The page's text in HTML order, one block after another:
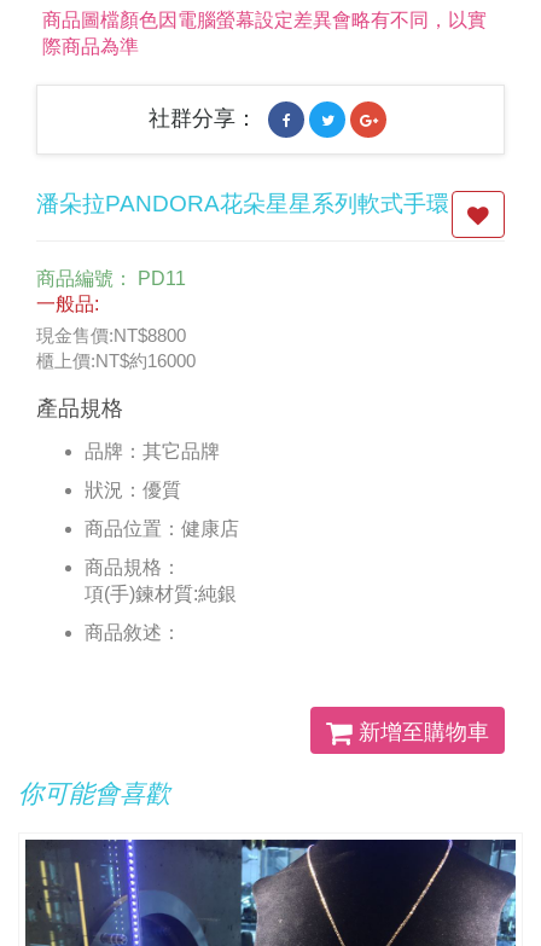
商品圖檔顏色因電腦螢幕設定差異會略有不同，以實
際商品為準
社群分享：
潘朵拉PANDORA花朵星星系列軟式手環
商品編號：
PD11
一般品:
現金售價:NT$8800
櫃上價:NT$約16000
產品規格
品牌： 其它品牌
狀況： 優質
商品位置： 健康店
商品規格：
項(手)鍊材質:純銀
商品敘述：
新增至購物車
你可能會喜歡